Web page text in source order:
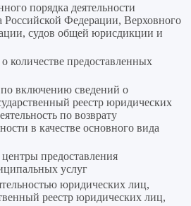
порядка деятельности
Федерации, Верховного
судов общей юрисдикции и
количестве предоставленных
по включению сведений о
реестр юридических
по возврату
в качестве основного вида
предоставления
услуг
юридических лиц,
реестр юридических лиц,